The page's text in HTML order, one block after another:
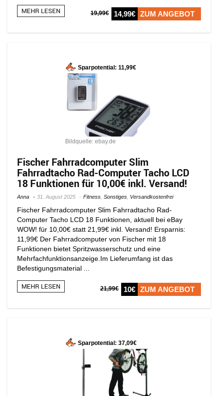
MEHR LESEN 19,99€ 14,99€ ZUM ANGEBOT
Sparpotential: 11,99€
Bildquelle: ebay.de
Fischer Fahrradcomputer Slim
Fahrradtacho Rad-Computer Tacho LCD
18 Funktionen für 10,00€ inkl. Versand!
Anna 31. August 2025 Fitness Sonstiges Versandkostenfrei
Fischer Fahrradcomputer Slim Fahrradtacho Rad-
Computer Tacho LCD 18 Funktionen, aktuell bei eBay
WOW! für 10,00€ statt 21,99€ inkl. Versand! Ersparnis:
11,99€ Der Fahrradcomputer von Fischer mit 18
Funktionen bietet Spritzwasserschutz und eine
Mehrfachfunktionsanzeige.Im Lieferumfang ist das
Befestigungsmaterial ...
MEHR LESEN 21,99€ 10€ ZUM ANGEBOT
Sparpotential: 37,09€